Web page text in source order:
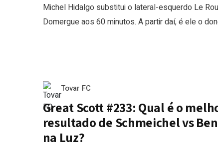
Michel Hidalgo substitui o lateral-esquerdo Le
Domergue aos 60 minutos. A partir daí, é ele o
Tovar FC
Great Scott #233: Qual é o
resultado de Schmeichel vs
na Luz?